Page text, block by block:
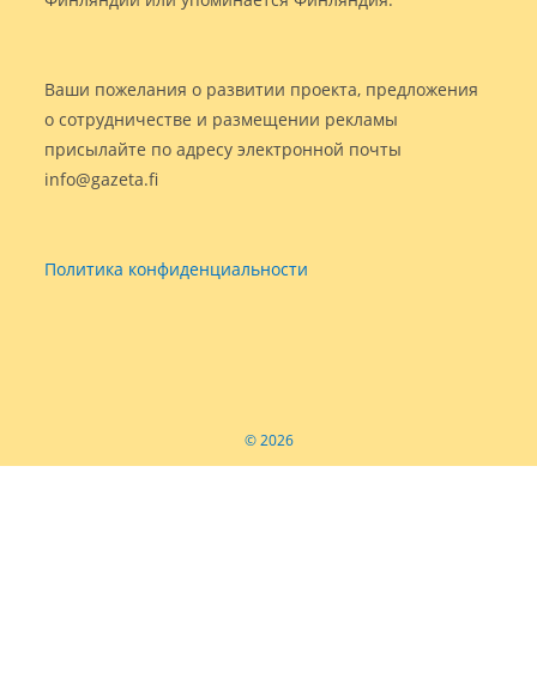
Ваши пожелания о развитии проекта, предложения
о сотрудничестве и размещении рекламы
присылайте по адресу электронной почты
info@gazeta.fi
Политика конфиденциальности
© 2026